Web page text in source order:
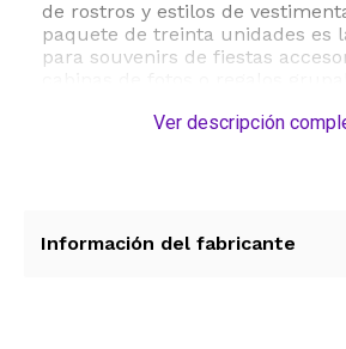
de rostros y estilos de
paquete de treinta unidades es
para souvenirs de fiestas
tematica visual.
facilita su transporte y
Ver descripción
Información del fabricante